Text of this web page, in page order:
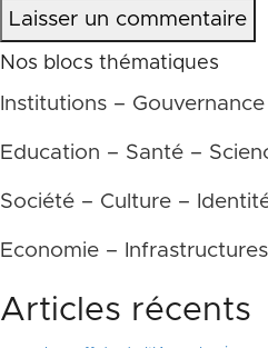
Laisser un commentaire
Nos blocs thématiques
Institutions –
Education – Santé –
Société – Culture –
Economie –
Articles récents